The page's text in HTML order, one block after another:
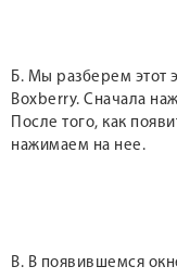
Б. Мы разберем этот
Boxberry. Сначала
После того, как
нажимаем на нее.
В. В появившемся